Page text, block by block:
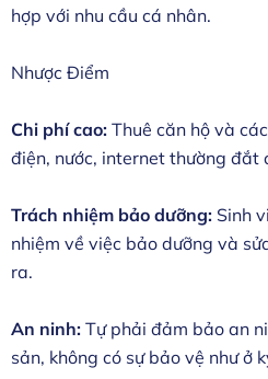
hợp với nhu cầu cá nhân.
Nhược Điểm
Chi phí cao: Thuê căn hộ và
điện, nước, internet thường đắt
Trách nhiệm bảo dưỡng: Sinh
nhiệm về việc bảo dưỡng và
ra.
An ninh: Tự phải đảm bảo an
sản, không có sự bảo vệ như ở